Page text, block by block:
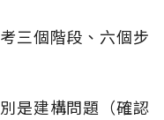
三個階段、六個步
是建構問題（確認